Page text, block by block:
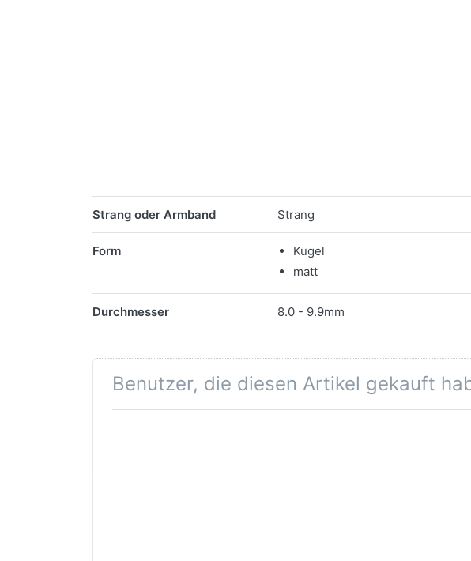
Strang oder Armband Strang
Form
Kugel
matt
Durchmesser 8.0 - 9.9mm
Benutzer, die diesen Artikel gekauft